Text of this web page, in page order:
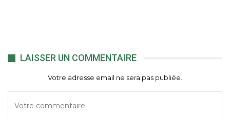
LAISSER UN COMMENTAIRE
Votre adresse email ne sera pas publiée.